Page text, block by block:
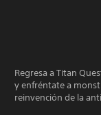
Regresa a Titan
y enfréntate a
reinvención de la